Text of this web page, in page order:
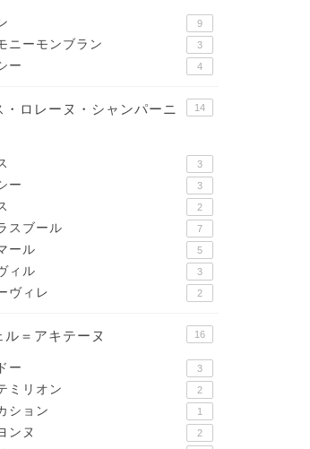
9
ニーモンブラン 3
ー 4
・ロレーヌ・シャンパーニ
14
3
ー 3
2
スブール 7
ール 5
ィル 3
ヴィレ 2
ル＝アキテーヌ 16
ー 3
ミリオン 2
ション 1
ンヌ 2